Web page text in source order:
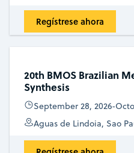
Regístrese ahora
20th BMOS Brazilian
Synthesis
September 28, 2026-
Aguas de Lindoia, Sao